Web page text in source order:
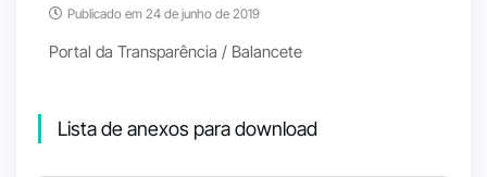
Publicado em 24 de junho de 2019
Portal da Transparência / Balancete
Lista de anexos para download